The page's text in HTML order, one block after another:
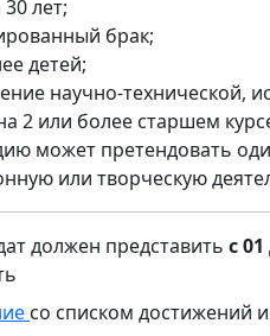
лет;
брак;
детей;
научно-технической,
2 или более старшем
может претендовать
или творческую
должен представить с
со списком достижений